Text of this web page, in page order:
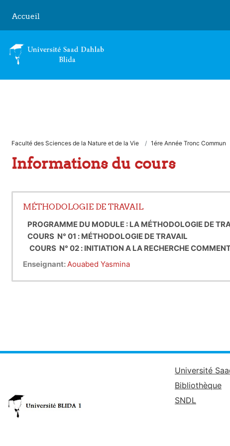
Accueil
Faculté des Sciences de la Nature et de la Vie 1ére Année Tronc Commun
Informations du cours
MÉTHODOLOGIE DE TRAVAIL
PROGRAMME DU MODULE : LA MÉTHODOLOGIE DE
COURS N° 01 : MÉTHODOLOGIE DE TRAVAIL
COURS N° 02 : INITIATION A LA RECHERCHE
COURS N° 03 : EXERCICE D’ANALYSE D ’UN ARTICLE
COURS N° 04 :
COURS N°05 : MÉTHODOLOGIE DE RÉDACTION D'UN
Enseignant:Aouabed Yasmina
Université
Bibliothèque
SNDL